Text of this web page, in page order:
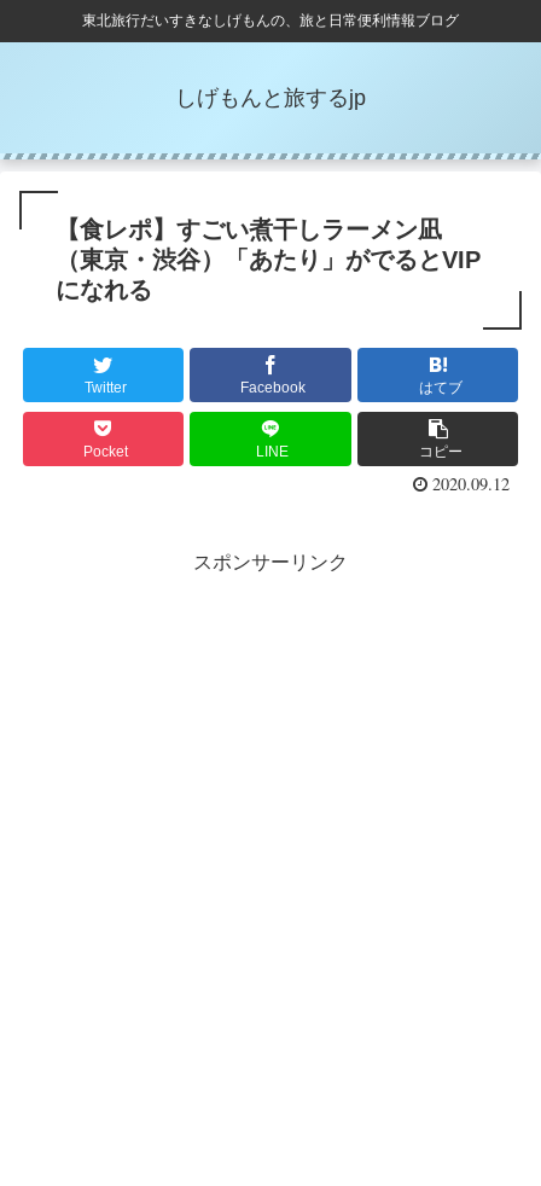
東北旅行だいすきなしげもんの、旅と日常便利情報ブログ
しげもんと旅するjp
【食レポ】すごい煮干しラーメン凪
（東京・渋谷）「あたり」がでるとVIP
になれる
Twitter Facebook はてブ
Pocket LINE コピー
2020.09.12
スポンサーリンク